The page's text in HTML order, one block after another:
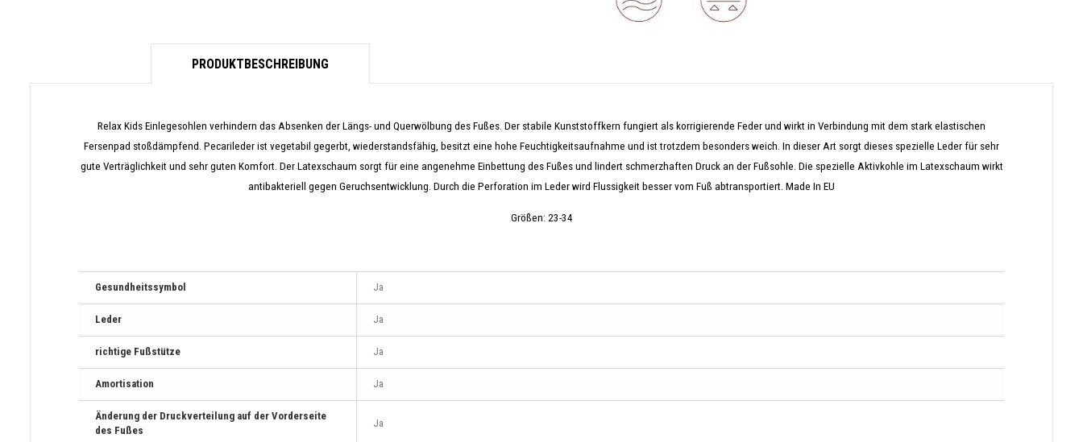
PRODUKTBESCHREIBUNG
Relax Kids Einlegesohlen verhindern das Absenken der Längs- und Querwölbung des Fußes. Der stabile Kunststoffkern fungiert als korrigierende Feder und wirkt in Verbindung mit dem stark elastischen
Fersenpad stoßdämpfend. Pecarileder ist vegetabil gegerbt, wiederstandsfähig, besitzt eine hohe Feuchtigkeitsaufnahme und ist trotzdem besonders weich. In dieser Art sorgt dieses spezielle Leder für sehr
gute Verträglichkeit und sehr guten Komfort. Der Latexschaum sorgt für eine angenehme Einbettung des Fußes und lindert schmerzhaften Druck an der Fußsohle. Die spezielle Aktivkohle im Latexschaum wirkt
antibakteriell gegen Geruchsentwicklung. Durch die Perforation im Leder wird Flussigkeit besser vom Fuß abtransportiert. Made In EU
Größen: 23-34
Gesundheitssymbol Ja
Leder Ja
richtige Fußstütze Ja
Amortisation Ja
Änderung der Druckverteilung auf der Vorderseite
des Fußes
Ja